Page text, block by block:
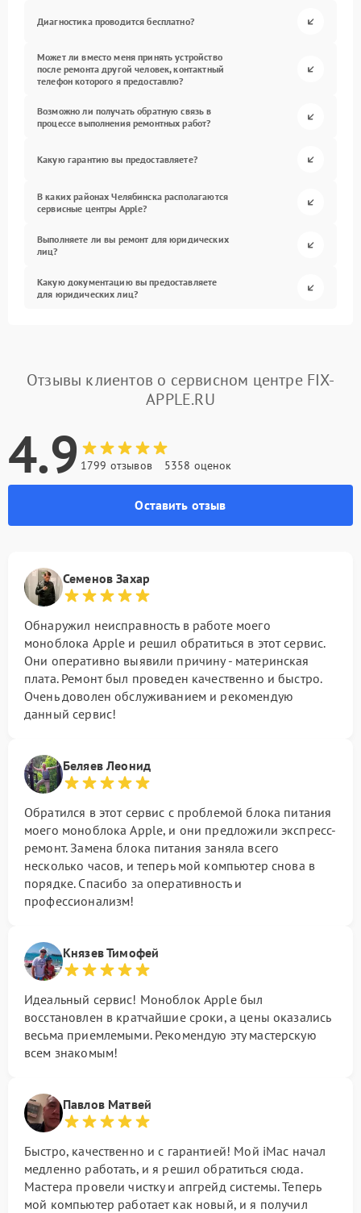
Диагностика проводится бесплатно?
Может ли вместо меня принять устройство
после ремонта другой человек, контактный
телефон которого я предоставлю?
Возможно ли получать обратную связь в
процессе выполнения ремонтных работ?
Какую гарантию вы предоставляете?
В каких районах Челябинска располагаются
сервисные центры Apple?
Выполняете ли вы ремонт для юридических
лиц?
Какую документацию вы предоставляете
для юридических лиц?
Отзывы клиентов о сервисном центре FIX-
APPLE.RU
4.9 1799 отзывов 5358 оценок
Оставить отзыв
Семенов Захар
Обнаружил неисправность в работе моего
моноблока Apple и решил обратиться в этот сервис.
Они оперативно выявили причину - материнская
плата. Ремонт был проведен качественно и быстро.
Очень доволен обслуживанием и рекомендую
данный сервис!
Беляев Леонид
Обратился в этот сервис с проблемой блока питания
моего моноблока Apple, и они предложили экспресс-
ремонт. Замена блока питания заняла всего
несколько часов, и теперь мой компьютер снова в
порядке. Спасибо за оперативность и
профессионализм!
Князев Тимофей
Идеальный сервис! Моноблок Apple был
восстановлен в кратчайшие сроки, а цены оказались
весьма приемлемыми. Рекомендую эту мастерскую
всем знакомым!
Павлов Матвей
Быстро, качественно и с гарантией! Мой iMac начал
медленно работать, и я решил обратиться сюда.
Мастера провели чистку и апгрейд системы. Теперь
мой компьютер работает как новый, и я получил